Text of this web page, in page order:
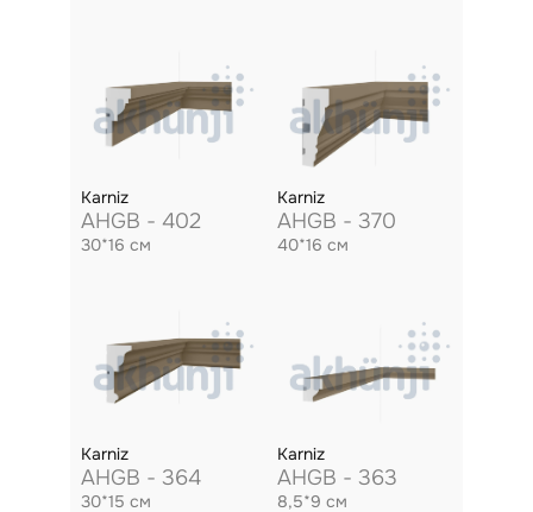
Karniz
AHGB - 402
30*16 см
Karniz
AHGB - 370
40*16 см
Karniz
AHGB - 364
30*15 см
Karniz
AHGB - 363
8,5*9 см